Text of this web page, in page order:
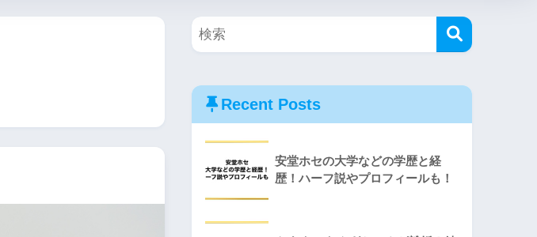
Recent Posts
安堂ホセの大学などの学歴と経
歴！ハーフ説やプロフィールも！